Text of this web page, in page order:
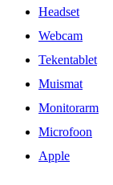
Headset
Webcam
Tekentablet
Muismat
Monitorarm
Microfoon
Apple